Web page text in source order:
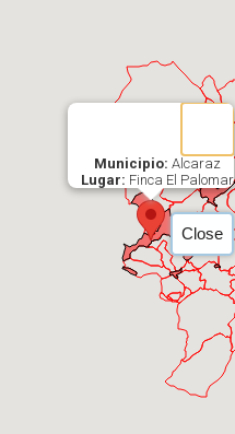
Municipio: Alcaraz
Lugar: Finca El Palomar
Close